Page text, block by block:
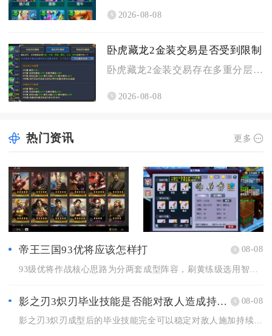
2026-08-08
卧虎藏龙2金装交易是否受到限制
卧虎藏龙2金装交易存在多重分层限制，金装能否流通完全由装备绑...
2026-08-08
热门资讯 更多
帝王三国93优将应该怎样打 08-08
影之刃3炽刃毕业技能是否能对敌人造成持续伤害 08-08
影之刃3炽刃成型后的毕业技能完全可以稳定对敌人施加持续伤害，...